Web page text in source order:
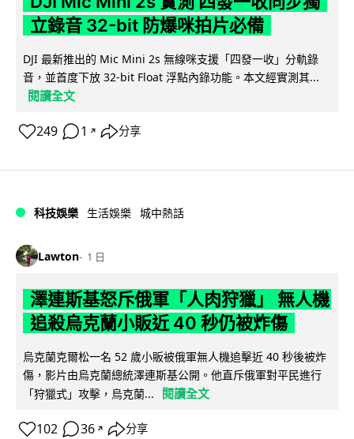
立錄音 32-bit 防爆咪拍片必備
DJI 最新推出的 Mic Mini 2s 無線咪支援「四發一收」分軌錄
音，並首度下放 32-bit Float 浮點內錄功能。本文經實測其...
閱讀全文
249 1 ↗ 分享
科技娛樂 生活娛樂 城中熱話
Lawton 1 日
澤連斯基怒斥俄軍「人肉狩獵」 無人機
追殺烏克蘭小販近 40 秒仍被炸傷
烏克蘭克爾松一名 52 歲小販被俄軍無人機追擊近 40 秒後被炸
傷，影片由烏克蘭總統澤連斯基公開。他直斥俄軍對平民進行
「狩獵式」攻擊，烏克蘭...
閱讀全文
102 36 ↗ 分享